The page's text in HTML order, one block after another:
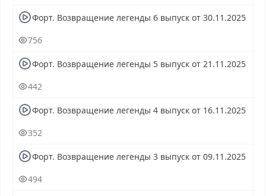
Форт. Возвращение легенды 6 выпуск от 30.11.2025
756
Форт. Возвращение легенды 5 выпуск от 21.11.2025
442
Форт. Возвращение легенды 4 выпуск от 16.11.2025
352
Форт. Возвращение легенды 3 выпуск от 09.11.2025
494